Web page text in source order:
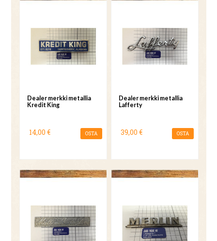
Dealer merkki metallia
Kredit King
14,00 € OSTA
Dealer merkki metallia
Lafferty
39,00 € OSTA